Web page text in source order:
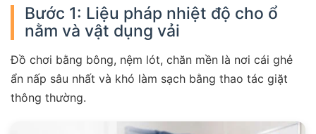
Bước 1: Liệu pháp nhiệt độ cho ổ
nằm và vật dụng vải
Đồ chơi bằng bông, nệm lót, chăn mền là nơi cái ghẻ
ẩn nấp sâu nhất và khó làm sạch bằng thao tác giặt
thông thường.